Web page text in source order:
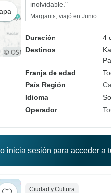
inolvidable."
Margarita, viajó en Junio
Duración
4
Destinos
Franja de edad
País Región
Idioma
Operador
inicia sesión para acceder a
Ciudad y Cultura